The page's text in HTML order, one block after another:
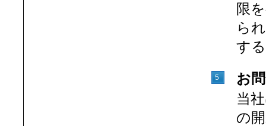
限
ら
す
5
お
当
の